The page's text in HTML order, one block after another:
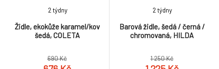
Židle, ekokůže karamel/kov
šedá, COLETA
2 týdny
690 Kč
Barová židle, šedá / černá /
chromovaná, HILDA
2 týdny
1 250 Kč